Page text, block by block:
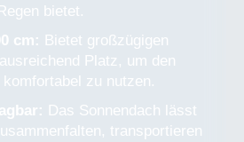
bietet.
cm: Bietet großzügigen
Platz, um den
zu nutzen.
Das Sonnendach lässt
transportieren